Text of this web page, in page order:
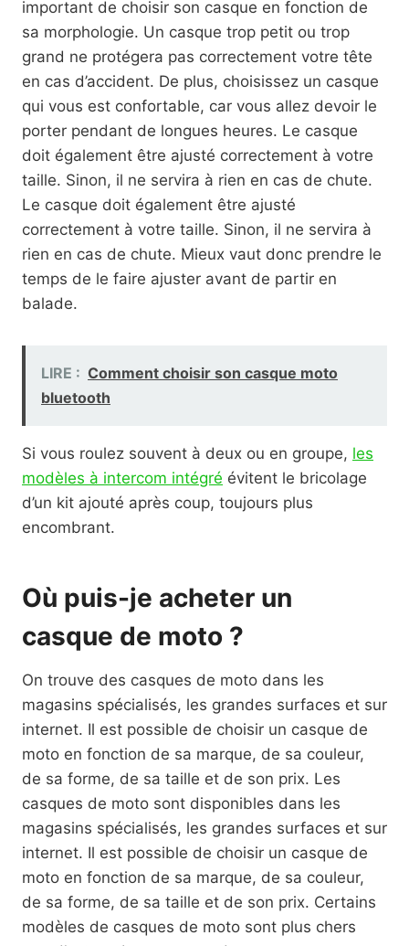
important de choisir son casque en fonction de
sa morphologie. Un casque trop petit ou trop
grand ne protégera pas correctement votre tête
en cas d’accident. De plus, choisissez un casque
qui vous est confortable, car vous allez devoir le
porter pendant de longues heures. Le casque
doit également être ajusté correctement à votre
taille. Sinon, il ne servira à rien en cas de chute.
Le casque doit également être ajusté
correctement à votre taille. Sinon, il ne servira à
rien en cas de chute. Mieux vaut donc prendre le
temps de le faire ajuster avant de partir en
balade.
LIRE : Comment choisir son casque moto
bluetooth
Si vous roulez souvent à deux ou en groupe, les
modèles à intercom intégré évitent le bricolage
d’un kit ajouté après coup, toujours plus
encombrant.
Où puis-je acheter un
casque de moto ?
On trouve des casques de moto dans les
magasins spécialisés, les grandes surfaces et sur
internet. Il est possible de choisir un casque de
moto en fonction de sa marque, de sa couleur,
de sa forme, de sa taille et de son prix. Les
casques de moto sont disponibles dans les
magasins spécialisés, les grandes surfaces et sur
internet. Il est possible de choisir un casque de
moto en fonction de sa marque, de sa couleur,
de sa forme, de sa taille et de son prix. Certains
modèles de casques de moto sont plus chers